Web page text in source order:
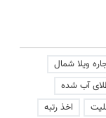
ویلا شمال
آب شده
اخذ رتبه